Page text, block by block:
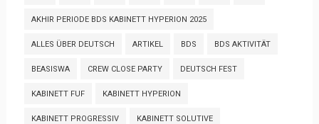
AKHIR PERIODE BDS KABINETT HYPERION 2025
ALLES ÜBER DEUTSCH ARTIKEL BDS BDS AKTIVITÄT
BEASISWA CREW CLOSE PARTY DEUTSCH FEST
KABINETT FUF KABINETT HYPERION
KABINETT PROGRESSIV KABINETT SOLUTIVE